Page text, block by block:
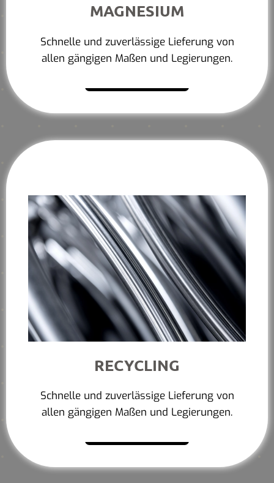
MAGNESIUM
Schnelle und zuverlässige Lieferung von
allen gängigen Maßen und Legierungen.
RECYCLING
Schnelle und zuverlässige Lieferung von
allen gängigen Maßen und Legierungen.